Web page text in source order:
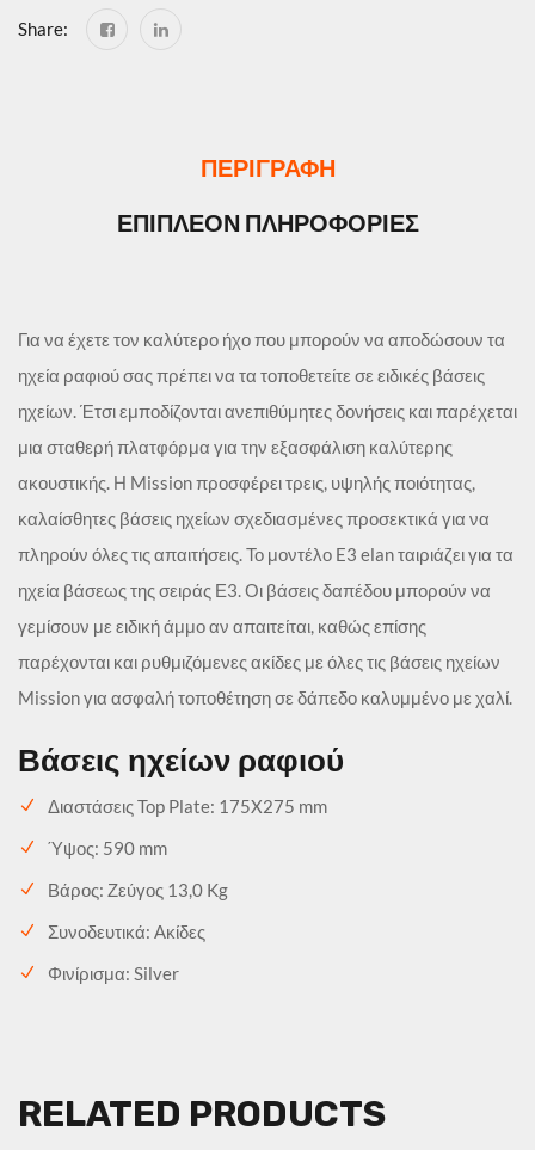
Share:
ΠΕΡΙΓΡΑΦΉ
ΕΠΙΠΛΈΟΝ ΠΛΗΡΟΦΟΡΊΕΣ
Για να έχετε τον καλύτερο ήχο που μπορούν να αποδώσουν τα
ηχεία ραφιού σας πρέπει να τα τοποθετείτε σε ειδικές βάσεις
ηχείων. Έτσι εμποδίζονται ανεπιθύμητες δονήσεις και παρέχεται
μια σταθερή πλατφόρμα για την εξασφάλιση καλύτερης
ακουστικής. Η Mission προσφέρει τρεις, υψηλής ποιότητας,
καλαίσθητες βάσεις ηχείων σχεδιασμένες προσεκτικά για να
πληρούν όλες τις απαιτήσεις. Το μοντέλο E3 elan ταιριάζει για τα
ηχεία βάσεως της σειράς Ε3. Οι βάσεις δαπέδου μπορούν να
γεμίσουν με ειδική άμμο αν απαιτείται, καθώς επίσης
παρέχονται και ρυθμιζόμενες ακίδες με όλες τις βάσεις ηχείων
Mission για ασφαλή τοποθέτηση σε δάπεδο καλυμμένο με χαλί.
Βάσεις ηχείων ραφιού
Διαστάσεις Top Plate: 175X275 mm
Ύψος: 590 mm
Βάρος: Ζεύγος 13,0 Kg
Συνοδευτικά: Ακίδες
Φινίρισμα: Silver
RELATED PRODUCTS